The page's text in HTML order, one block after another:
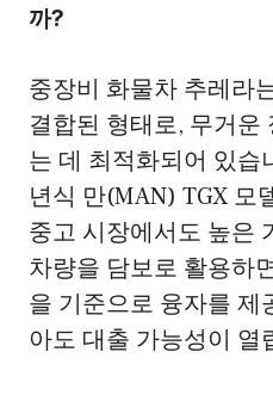
까?
중장비 화물차 추레라
결합된 형태로, 무거
는 데 최적화되어 있습
년식 만(MAN) TGX 모
중고 시장에서도 높은
차량을 담보로 활용하
을 기준으로 융자를 제
아도 대출 가능성이 열